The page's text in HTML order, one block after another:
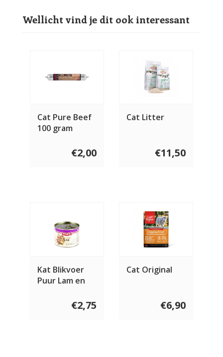
Wellicht vind je dit ook interessant
Cat Pure Beef
100 gram
€2,00
Cat Litter
€11,50
Kat Blikvoer
Puur Lam en
€2,75
Cat Original
€6,90